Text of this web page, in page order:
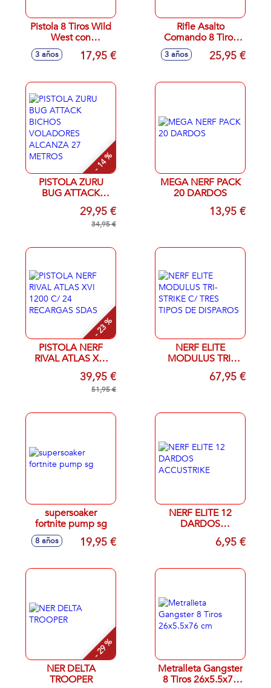
Pistola 8 Tiros Wild
West con
Cartuchera,
Esposas y Estrella
3 años 17,95 €
Rifle Asalto
Comando 8 Tiros
72X24X5 Cm
3 años 25,95 €
- 14 %
PISTOLA ZURU
BUG ATTACK
BICHOS
VOLADORES
ALCANZA 27
29,95 €
34,95 €
MEGA NERF PACK
20 DARDOS
13,95 €
- 23 %
PISTOLA NERF
RIVAL ATLAS XVI
1200 C/ 24
RECARGAS SDAS
39,95 €
51,95 €
NERF ELITE
MODULUS TRI-
STRIKE C/ TRES
TIPOS DE67,95 €
supersoaker
fortnite pump sg
8 años 19,95 €
NERF ELITE 12
DARDOS
ACCUSTRIKE6,95 €
- 29 %
NER DELTA
TROOPER
Metralleta Gangster
8 Tiros 26x5.5x76